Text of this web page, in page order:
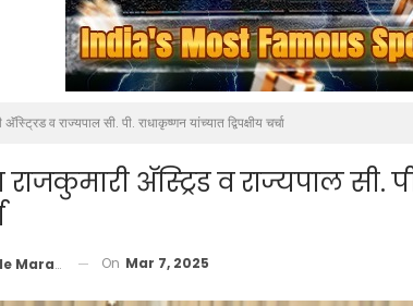
व राज्यपाल सी. पी. राधाकृष्णन यांच्यात द्विपक्षीय चर्चा
अ‍ॅस्ट्रिड व राज्यपाल सी.
Marathi On Mar 7, 2025